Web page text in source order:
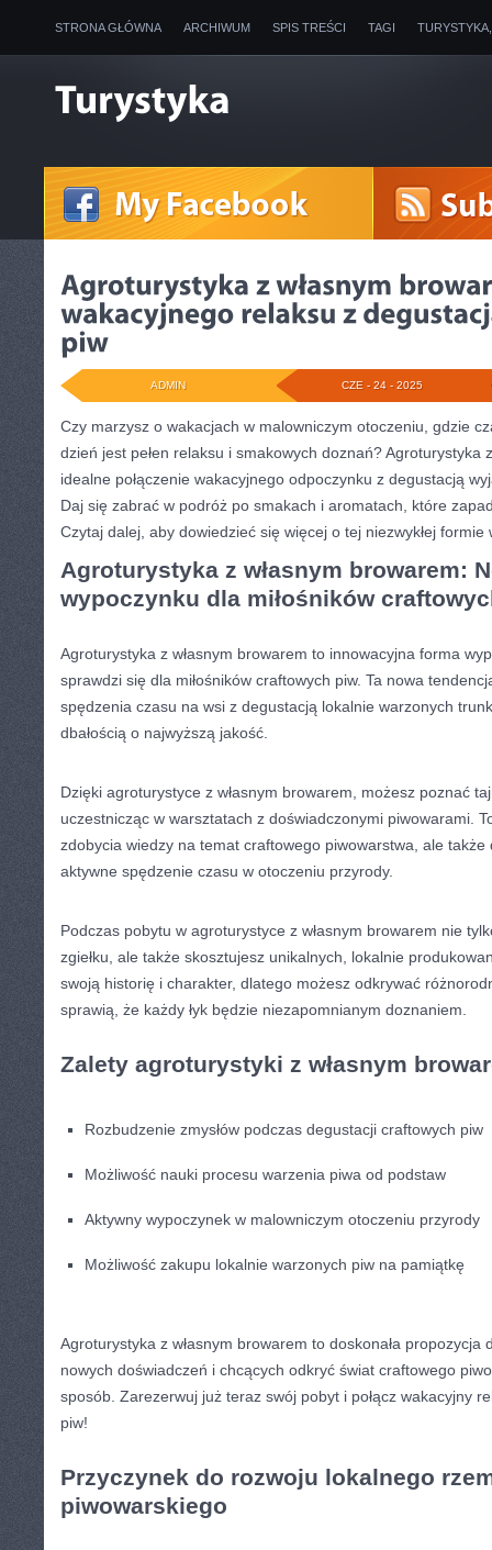
STRONA GŁÓWNA ARCHIWUM SPIS TREŚCI TAGI
CZE - 24 - 2025
ADMIN
Czy marzysz o wakacjach w ‍malowniczym otoczeniu, ⁢gdzie‍
‍dzień jest pełen relaksu i smakowych doznań? Agroturystyka
idealne połączenie‌ wakacyjnego odpoczynku ‍z degustacją
Daj się⁢ zabrać w podróż po smakach i‌ aromatach, które
Czytaj dalej,⁣ aby dowiedzieć⁢ się więcej o tej niezwykłej formie
Agroturystyka⁢ z własnym ​browarem:
wypoczynku​ dla miłośników
Agroturystyka z własnym⁤ browarem to innowacyjna forma
sprawdzi się dla miłośników⁢ craftowych ‌piw. Ta nowa
⁢spędzenia czasu na ⁤wsi z ‍degustacją ‍lokalnie warzonych
dbałością o najwyższą jakość.
Dzięki ​agroturystyce z własnym browarem, ​możesz poznać
uczestnicząc‍ w warsztatach z doświadczonymi ⁣piwowarami.
zdobycia wiedzy na⁤ temat⁣ craftowego piwowarstwa, ⁤ale także
aktywne​ spędzenie czasu w otoczeniu przyrody.
Podczas​ pobytu w agroturystyce z własnym browarem nie
zgiełku, ale także skosztujesz ‌unikalnych, lokalnie
swoją historię i charakter, dlatego możesz odkrywać
sprawią, że‌ każdy łyk będzie niezapomnianym doznaniem.
Zalety ⁤agroturystyki z​ własnym⁤
Rozbudzenie zmysłów podczas degustacji⁤ craftowych piw
Możliwość nauki procesu warzenia piwa ‍od⁤ podstaw
Aktywny wypoczynek w malowniczym otoczeniu przyrody
Możliwość zakupu ‌lokalnie⁢ warzonych piw na pamiątkę
Agroturystyka ​z własnym browarem to ⁢doskonała propozycja⁢
nowych‌ doświadczeń i chcących odkryć ‌świat craftowego
sposób. Zarezerwuj już teraz swój pobyt ‍i ⁣połącz wakacyjny
piw!
Przyczynek do rozwoju lokalnego
piwowarskiego